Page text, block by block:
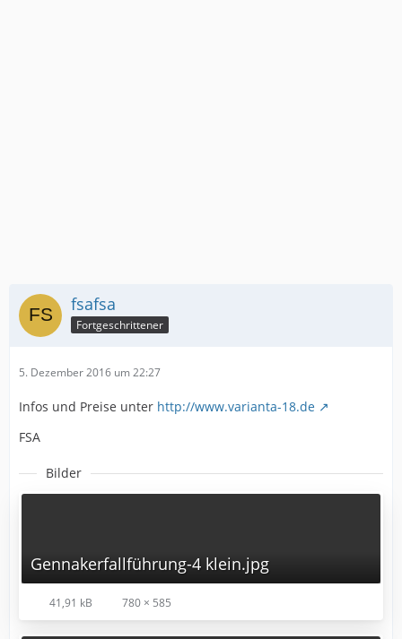
fsafsa
Fortgeschrittener
5. Dezember 2016 um 22:27
Infos und Preise unter http://www.varianta-18.de
FSA
Bilder
Gennakerfallführung-4 klein.jpg
41,91 kB 780 × 585